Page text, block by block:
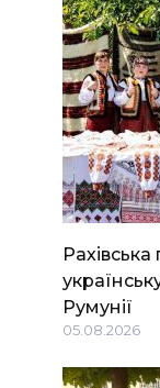
Румунії
05.08.2026